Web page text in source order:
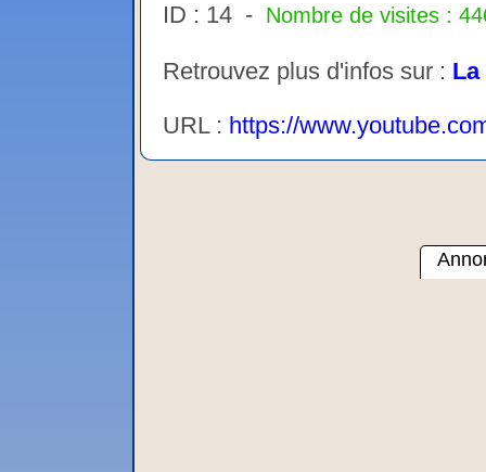
ID : 14 - Nombre de visites :
Retrouvez plus d'infos sur :
URL : https://